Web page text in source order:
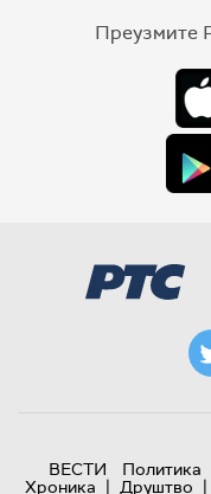
Преузмите
ВЕСТИ Политика
Хроника | Друштво |